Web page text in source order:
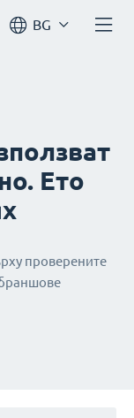
BG
Ето
проверените